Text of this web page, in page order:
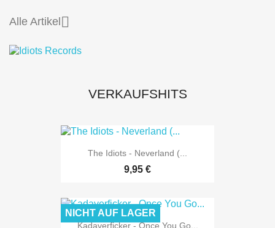
Alle Artikel
VERKAUFSHITS
The Idiots - Neverland (...
9,95 €
Kadaverficker - Once You Go...
NICHT AUF LAGER